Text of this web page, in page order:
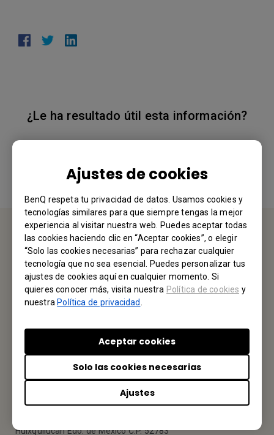
Ajustes de cookies
BenQ respeta tu privacidad de datos. Usamos cookies y
tecnologías similares para que siempre tengas la mejor
experiencia al visitar nuestra web. Puedes aceptar todas
las cookies haciendo clic en “Aceptar cookies”, o elegir
“Solo las cookies necesarias” para rechazar cualquier
tecnología que no sea esencial. Puedes personalizar tus
ajustes de cookies aquí en cualquier momento. Si
quieres conocer más, visita nuestra Política de cookies y
nuestraPolítica de privacidad
Ajustes
Solo las cookies necesarias
Aceptar cookies
¿Le ha resultado útil esta información?
CONTÁCTENOS
Nos encantaría saber de usted.
Tu Oficina Local
Huixquilucan Edo. de México C.P. 52783